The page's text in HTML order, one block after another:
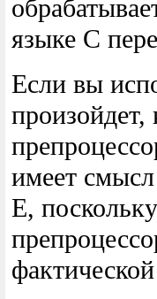
языке C
Если вы
произойдет,
имеет смысл
E,